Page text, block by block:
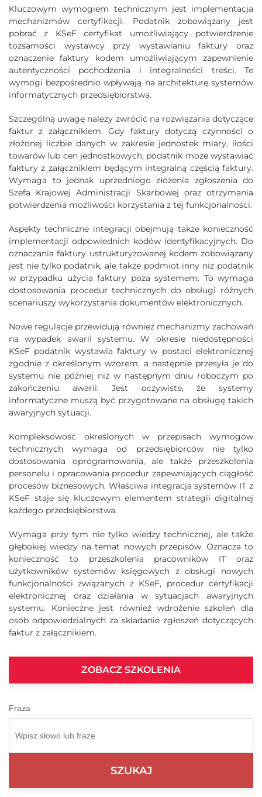
Kluczowym wymogiem technicznym jest implementacja
mechanizmów certyfikacji. Podatnik zobowiązany jest
pobrać z KSeF certyfikat umożliwiający potwierdzenie
tożsamości wystawcy przy wystawianiu faktury oraz
oznaczenie faktury kodem umożliwiającym zapewnienie
autentyczności pochodzenia i integralności treści. Te
wymogi bezpośrednio wpływają na architekturę systemów
informatycznych przedsiębiorstwa.
Szczególną uwagę należy zwrócić na rozwiązania dotyczące
faktur z załącznikiem. Gdy faktury dotyczą czynności o
złożonej liczbie danych w zakresie jednostek miary, ilości
towarów lub cen jednostkowych, podatnik może wystawiać
faktury z załącznikiem będącym integralną częścią faktury.
Wymaga to jednak uprzedniego złożenia zgłoszenia do
Szefa Krajowej Administracji Skarbowej oraz otrzymania
potwierdzenia możliwości korzystania z tej funkcjonalności.
Aspekty techniczne integracji obejmują także konieczność
implementacji odpowiednich kodów identyfikacyjnych. Do
oznaczania faktury ustrukturyzowanej kodem zobowiązany
jest nie tylko podatnik, ale także podmiot inny niż podatnik
w przypadku użycia faktury poza systemem. To wymaga
dostosowania procedur technicznych do obsługi różnych
scenariuszy wykorzystania dokumentów elektronicznych.
Nowe regulacje przewidują również mechanizmy zachowań
na wypadek awarii systemu. W okresie niedostępności
KSeF podatnik wystawia faktury w postaci elektronicznej
zgodnie z określonym wzorem, a następnie przesyła je do
systemu nie później niż w następnym dniu roboczym po
zakończeniu awarii. Jest oczywiste, że systemy
informatyczne muszą być przygotowane na obsługę takich
awaryjnych sytuacji.
Kompleksowość określonych w przepisach wymogów
technicznych wymaga od przedsiębiorców nie tylko
dostosowania oprogramowania, ale także przeszkolenia
personelu i opracowania procedur zapewniających ciągłość
procesów biznesowych. Właściwa integracja systemów IT z
KSeF staje się kluczowym elementem strategii digitalnej
każdego przedsiębiorstwa.
Wymaga przy tym nie tylko wiedzy technicznej, ale także
głębokiej wiedzy na temat nowych przepisów. Oznacza to
konieczność to przeszkolenia pracowników IT oraz
użytkowników systemów księgowych z obsługi nowych
funkcjonalności związanych z KSeF, procedur certyfikacji
elektronicznej oraz działania w sytuacjach awaryjnych
systemu. Konieczne jest również wdrożenie szkoleń dla
osób odpowiedzialnych za składanie zgłoszeń dotyczących
faktur z załącznikiem.
ZOBACZ SZKOLENIA
Fraza